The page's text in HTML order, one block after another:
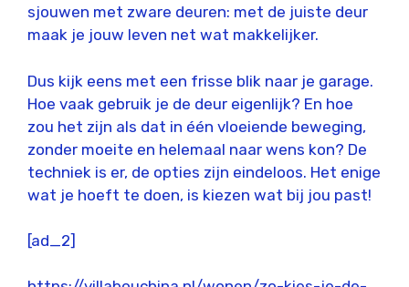
sjouwen met zware deuren: met de juiste deur
maak je jouw leven net wat makkelijker.
Dus kijk eens met een frisse blik naar je garage.
Hoe vaak gebruik je de deur eigenlijk? En hoe
zou het zijn als dat in één vloeiende beweging,
zonder moeite en helemaal naar wens kon? De
techniek is er, de opties zijn eindeloos. Het enige
wat je hoeft te doen, is kiezen wat bij jou past!
[ad_2]